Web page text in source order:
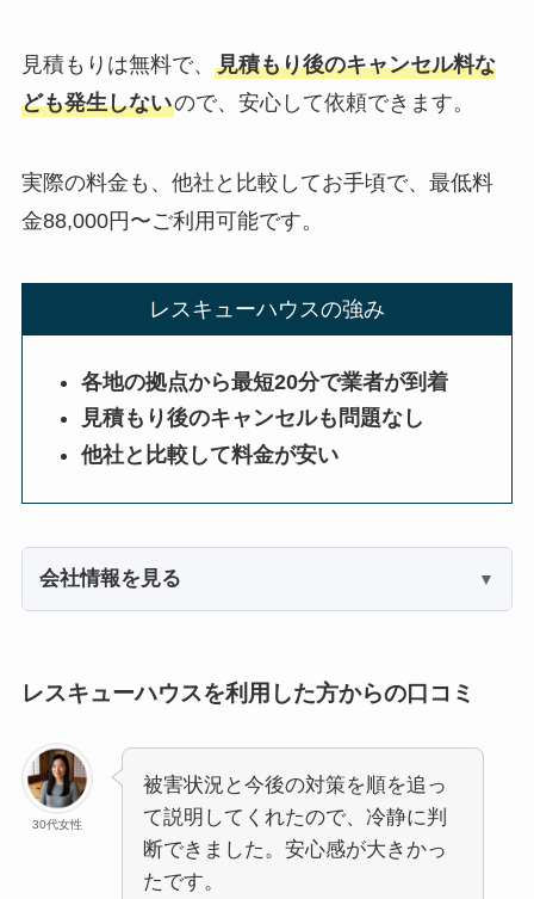
見積もりは無料で、 見積もり後のキャンセル料な
ども発生しないので、安心して依頼できます。
実際の料金も、他社と比較してお手頃で、最低料
金88,000円〜ご利用可能です。
レスキューハウスの強み
各地の拠点から最短20分で業者が到着
見積もり後のキャンセルも問題なし
他社と比較して料金が安い
会社情報を見る
レスキューハウスを利用した方からの口コミ
30代女性
被害状況と今後の対策を順を追っ
て説明してくれたので、冷静に判
断できました。安心感が大きかっ
たです。